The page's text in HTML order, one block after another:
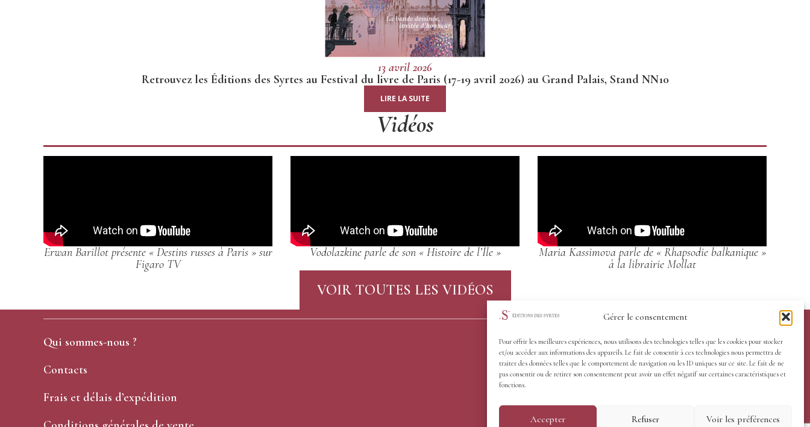
Gérer le consentement
Pour offrir les meilleures expériences, nous utilisons des technologies telles que les cookies pour stocker
et/ou accéder aux informations des appareils. Le fait de consentir à ces technologies nous permettra de
traiter des données telles que le comportement de navigation ou les ID uniques sur ce site. Le fait de ne
pas consentir ou de retirer son consentement peut avoir un effet négatif sur certaines caractéristiques et
fonctions.
Accepter Refuser Voir les préférences
13 avril 2026
Retrouvez les Éditions des Syrtes au Festival du livre de Paris (17-19 avril 2026) au Grand Palais, Stand NN10
LIRE LA SUITE
Vidéos
Erwan Barillot présente « Destins russes à Paris » sur
Figaro TV
Vodolazkine parle de son « Histoire de l’Île »
Maria Kassimova parle de « Rhapsodie balkanique »
à la librairie Mollat
VOIR TOUTES LES VIDÉOS
Qui sommes-nous ?
Contacts
Frais et délais d’expédition